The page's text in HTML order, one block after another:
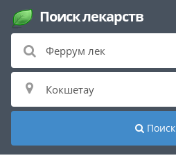
Поиск лекарств
Поиск